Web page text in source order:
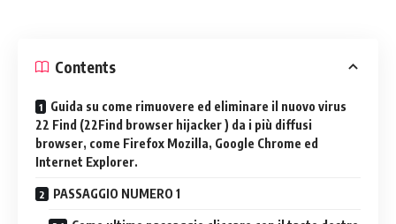
Contents
Guida su come rimuovere ed eliminare il nuovo virus
22 Find (22Find browser hijacker ) da i più diffusi
browser, come Firefox Mozilla, Google Chrome ed
Internet Explorer.
PASSAGGIO NUMERO 1